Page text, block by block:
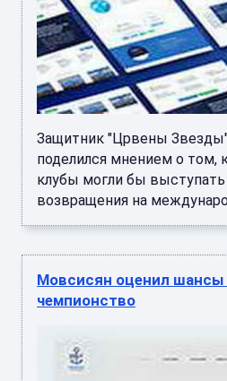
Защитник "Црвены
поделился мнением о том,
клубы могли бы выступать
возвращения на
Мовсисян оценил шансы
чемпионство